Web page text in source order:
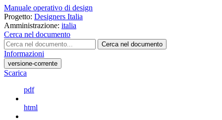
Manuale operativo di design
Progetto: Designers Italia
Amministrazione: italia
Cerca nel documento
Cerca nel documento
Informazioni
versione-corrente
Scarica
pdf
html